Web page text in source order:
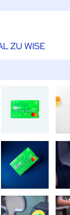
ZU WISE